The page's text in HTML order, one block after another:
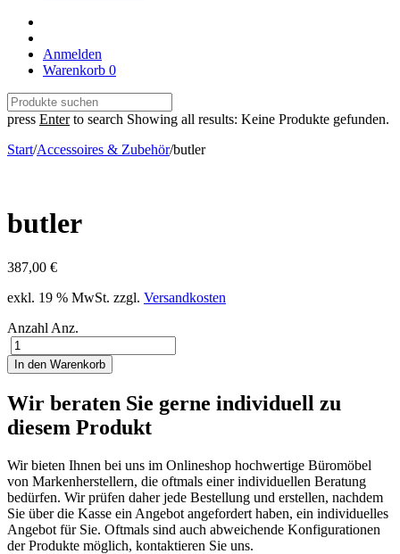
Anmelden
Warenkorb 0
press Enterto search Showing all results: Keine Produkte gefunden.
Start/Accessoires & Zubehör/butler
butler
387,00 €
exkl. 19 % MwSt. zzgl. Versandkosten
Anzahl Anz.
In den Warenkorb
Wir beraten Sie gerne individuell zu
diesem Produkt
Wir bieten Ihnen bei uns im Onlineshop hochwertige Büromöbel
von Markenherstellern, die oftmals einer individuellen Beratung
bedürfen. Wir prüfen daher jede Bestellung und erstellen, nachdem
Sie über die Kasse ein Angebot angefordert haben, ein individuelles
Angebot für Sie. Oftmals sind auch abweichende Konfigurationen
der Produkte möglich, kontaktieren Sie uns.